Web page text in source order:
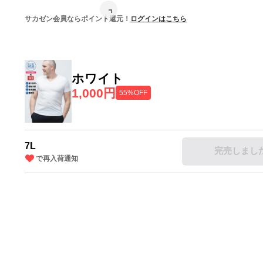
サカゼン会員ならポイント還元！ ログインはこちら
ホワイト
1,000円
55%OFF
7L
で再入荷通知
完売しまし